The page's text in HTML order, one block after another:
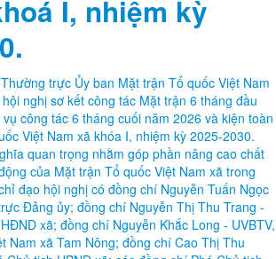
chí Ủy viên Ban Chấp hành Đảng bộ xã; Các
Kiểm tra Đảng ủy; Ban chi ủy các chi, đảng
xã.